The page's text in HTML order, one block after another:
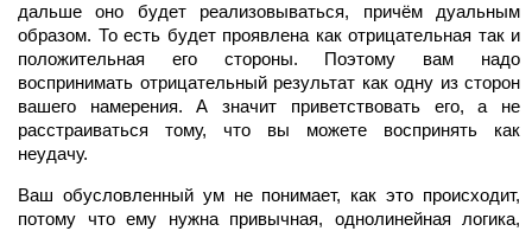
дальше оно будет реализовываться, причём дуальным
образом. То есть будет проявлена как отрицательная так и
положительная его стороны. Поэтому вам надо
воспринимать отрицательный результат как одну из сторон
вашего намерения. А значит приветствовать его, а не
расстраиваться тому, что вы можете воспринять как
неудачу.
Ваш обусловленный ум не понимает, как это происходит,
потому что ему нужна привычная, однолинейная логика,